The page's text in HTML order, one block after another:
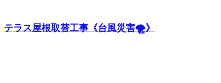
テラス屋根取替工事《台風災害🌪️》